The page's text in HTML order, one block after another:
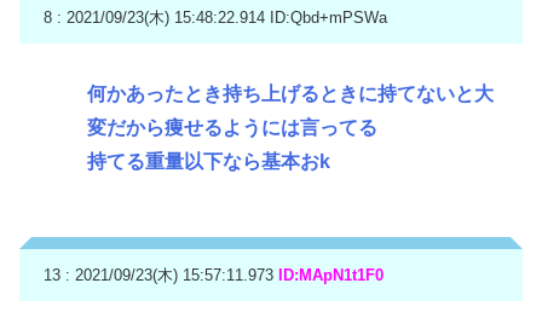
8 : 2021/09/23(木) 15:48:22.914 ID:Qbd+mPSWa
何かあったとき持ち上げるときに持てないと大
変だから痩せるようには言ってる
持てる重量以下なら基本おk
13 : 2021/09/23(木) 15:57:11.973 ID:MApN1t1F0